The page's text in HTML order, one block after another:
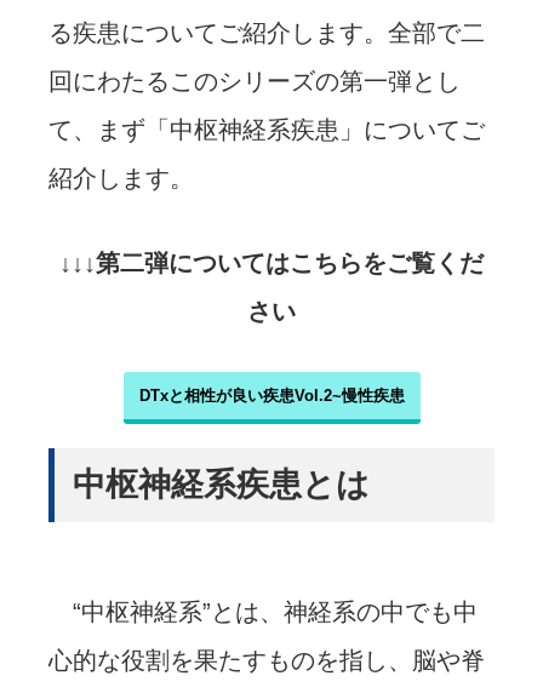
る疾患についてご紹介します。全部で二
回にわたるこのシリーズの第一弾とし
て、まず「中枢神経系疾患」についてご
紹介します。
↓↓↓第二弾についてはこちらをご覧くだ
さい
DTxと相性が良い疾患Vol.2~慢性疾患
中枢神経系疾患とは
“中枢神経系”とは、神経系の中でも中
心的な役割を果たすものを指し、脳や脊